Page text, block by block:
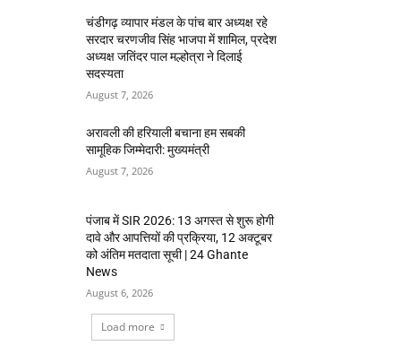
चंडीगढ़ व्यापार मंडल के पांच बार अध्यक्ष रहे
सरदार चरणजीव सिंह भाजपा में शामिल, प्रदेश
अध्यक्ष जतिंदर पाल मल्होत्रा ने दिलाई
सदस्यता
August 7, 2026
अरावली की हरियाली बचाना हम सबकी
सामूहिक जिम्मेदारी: मुख्यमंत्री
August 7, 2026
पंजाब में SIR 2026: 13 अगस्त से शुरू होगी
दावे और आपत्तियों की प्रक्रिया, 12 अक्टूबर
को अंतिम मतदाता सूची | 24 Ghante
News
August 6, 2026
Load more